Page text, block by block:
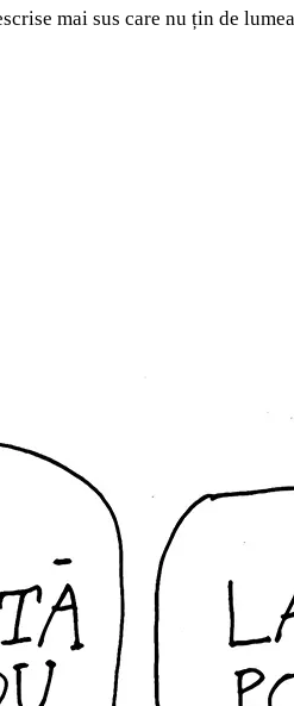
mai sus care nu țin de